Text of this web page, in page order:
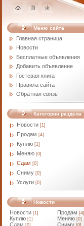
Меню сайта
Главная страница
Новости
Бесплатные объявления
Добавить объявление
Гостевая книга
Правила сайта
Обратная связь
Категории раздела
Новости [1]
Продам [4]
Куплю [1]
Меняю [0]
Сдам [0]
Сниму [0]
Услуги [0]
Новости
Новости [1] Продам [4]
Куплю [1] Меняю [0]
Сдам [0] Сниму [0]